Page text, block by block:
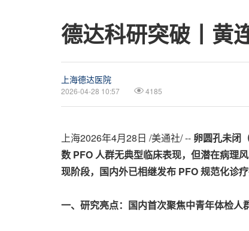
德达科研突破丨黄
上海德达医院
2026-04-28 10:57 4185
上海2026年4月28日 /美通社/ -- 卵圆孔未闭
数 PFO 人群无典型临床表现，但潜在病理
现阶段，国内外已相继发布 PFO 规范化诊
一、研究亮点：国内首次聚焦中青年体检人